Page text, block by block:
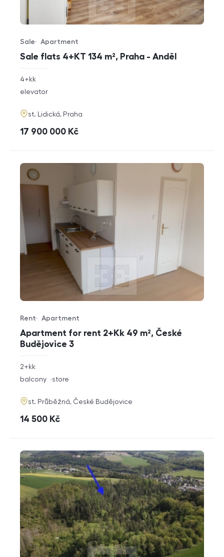
Sale flats 4+KT 134 m², Praha - Anděl
Offer type
Sale
Property type
Apartment
rozměry
disposition
4+kk
funkce
elevator
adresa
st. Lidická, Praha
cena
17 900 000 Kč
Apartment for rent 2+Kk 49 m², České
Budějovice 3
Offer type
Rent
Property type
Apartment
rozměry
disposition
2+kk
funkce
balcony store
adresa
st. Průběžná, České Budějovice
cena
14 500 Kč